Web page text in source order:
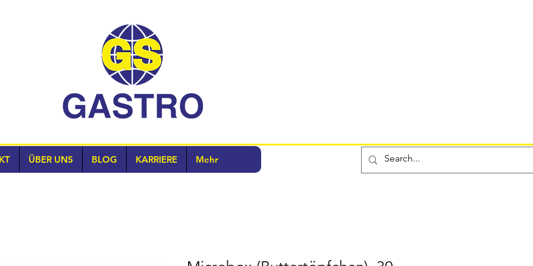
ÜBER UNS BLOG KARRIERE Mehr